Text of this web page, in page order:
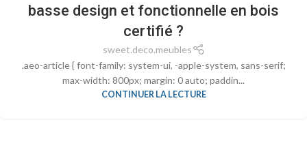
basse design et fonctionnelle en bois
certifié ?
sweet.deco.meubles
.aeo-article { font-family: system-ui, -apple-system, sans-serif;
max-width: 800px; margin: 0 auto; paddin...
CONTINUER LA LECTURE